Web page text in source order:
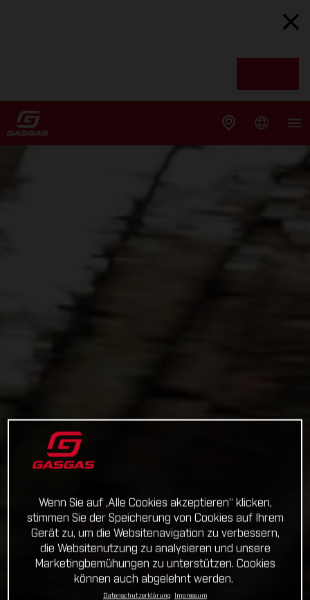
Wenn Sie auf „Alle Cookies akzeptieren“ klicken,
stimmen Sie der Speicherung von Cookies auf Ihrem
Gerät zu, um die Websitenavigation zu verbessern,
die Websitenutzung zu analysieren und unsere
Marketingbemühungen zu unterstützen. Cookies
können auch abgelehnt werden.
Datenschutzerklärung Impressum